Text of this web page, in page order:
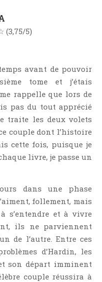
(3,75/5)
avant de pouvoir
tome et j’étais
rappelle que lors de
pas du tout apprécié
traite les deux volets
couple dont l’histoire
cette fois, puisque je
livre, je passe un
dans une phase
follement, mais
s’entendre et à vivre
ils ne parviennent
de l’autre. Entre ces
d’Hardin, les
son départ imminent
couple réussira à